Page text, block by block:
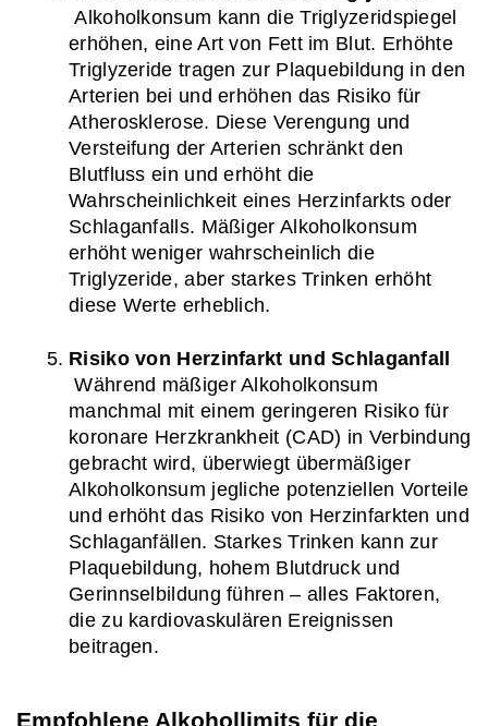
Alkoholkonsum kann die Triglyzeridspiegel
erhöhen, eine Art von Fett im Blut. Erhöhte
Triglyzeride tragen zur Plaquebildung in den
Arterien bei und erhöhen das Risiko für
Atherosklerose. Diese Verengung und
Versteifung der Arterien schränkt den
Blutfluss ein und erhöht die
Wahrscheinlichkeit eines Herzinfarkts oder
Schlaganfalls. Mäßiger Alkoholkonsum
erhöht weniger wahrscheinlich die
Triglyzeride, aber starkes Trinken erhöht
diese Werte erheblich.
Risiko von Herzinfarkt und Schlaganfall
Während mäßiger Alkoholkonsum
manchmal mit einem geringeren Risiko für
koronare Herzkrankheit (CAD) in Verbindung
gebracht wird, überwiegt übermäßiger
Alkoholkonsum jegliche potenziellen Vorteile
und erhöht das Risiko von Herzinfarkten und
Schlaganfällen. Starkes Trinken kann zur
Plaquebildung, hohem Blutdruck und
Gerinnselbildung führen – alles Faktoren,
die zu kardiovaskulären Ereignissen
beitragen.
Empfohlene Alkohollimits für die